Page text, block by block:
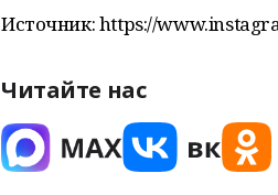
Источник: https://
Читайте нас